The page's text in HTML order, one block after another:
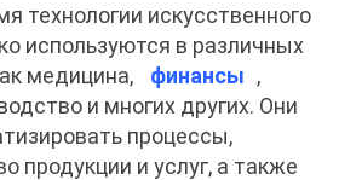
технологии искусственного
используются в различных
медицина,
финансы ,
и многих других. Они
процессы,
продукции и услуг, а также